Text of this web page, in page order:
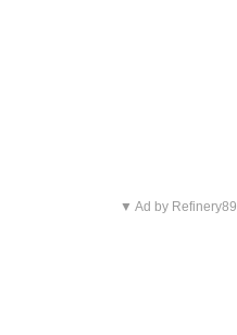
▼ Ad by Refinery89